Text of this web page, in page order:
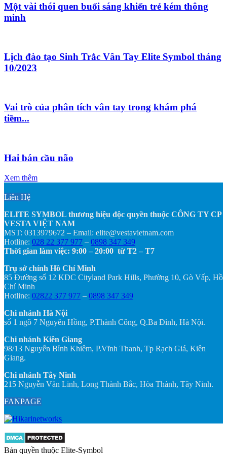
Một vài thói quen buổi sáng khiến trẻ kém thông
minh
Lịch đào tạo Sinh Trắc Vân Tay Elite Symbol tháng
10/2023
Vai trò của phân tích vân tay trong khám phá
tiềm...
Hai bán cầu não
Xem thêm
Liên Hệ
ELITE SYMBOL thương hiệu độc quyền thuộc CÔNG TY CP
VESTA VIỆT NAM
MST: 0313979672 – Email: elite@vestavietnam.com
Hotline: 028 22 377 977 – 0898 347 349
Thời gian làm việc: 9:00 – 20:00 từ T2 – T7
Trụ sở chính Hồ Chí Minh
85 Đường số 12 KDC Cityland Park Hills, Phường 10, Gò Vấp, Hồ
Chí Minh
Hotline: 02822 377 977 – 0898 347 349
Chi nhánh Hà Nội
số 1 ngõ 7 Nguyên Hồng, P.Thành Công, Q.Ba Đình, Hà Nội.
Chi nhánh Kiên Giang
98/13 Nguyễn Bỉnh Khiêm, P.Vĩnh Thanh, Tp Rạch Giá, Kiên
Giang.
Chi nhánh Tây Ninh
215 Nguyễn Văn Linh, Long Thành Bắc, Hòa Thành, Tây Ninh.
FANPAGE
Bản quyền thuộc Elite-Symbol